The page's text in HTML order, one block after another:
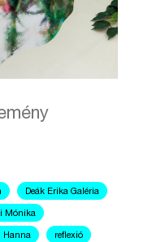
Deák Erika Galéria
Mónika
Hanna reflexió